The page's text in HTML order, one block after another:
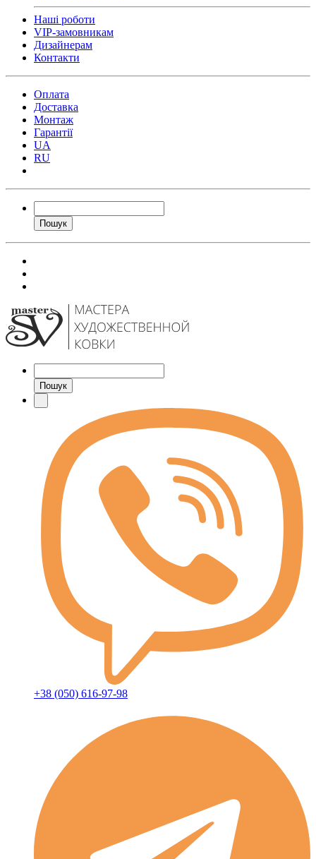
Наші роботи
VIP-замовникам
Дизайнерам
Контакти
Оплата
Доставка
Монтаж
Гарантії
UA
RU
Пошук
Пошук
+38 (050) 616-97-98